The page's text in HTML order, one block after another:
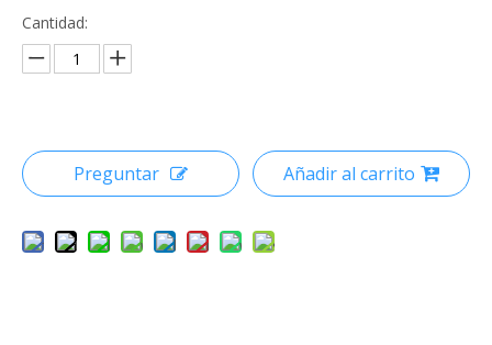
Cantidad:
Preguntar Añadir al carrito